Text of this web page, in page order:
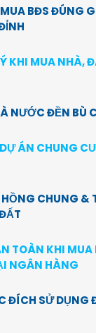
BĐS ĐÚNG
KHI MUA NHÀ,
NƯỚC ĐỀN BÙ
ÁN CHUNG
CHUNG &
TOÀN KHI
NGÂN HÀNG
ĐÍCH SỬ DỤNG